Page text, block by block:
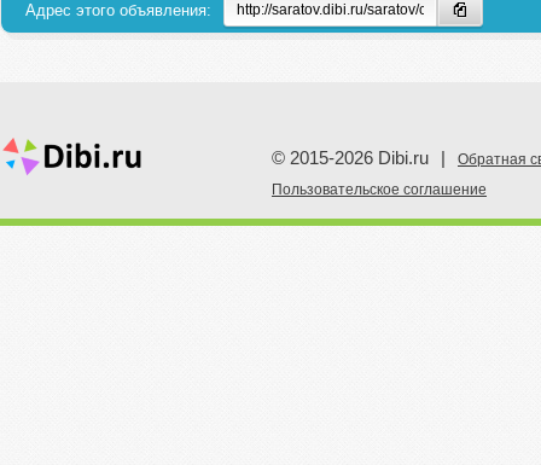
Адрес этого объявления:
© 2015-2026 Dibi.ru
Обратная
Пoльзовательское соглашение